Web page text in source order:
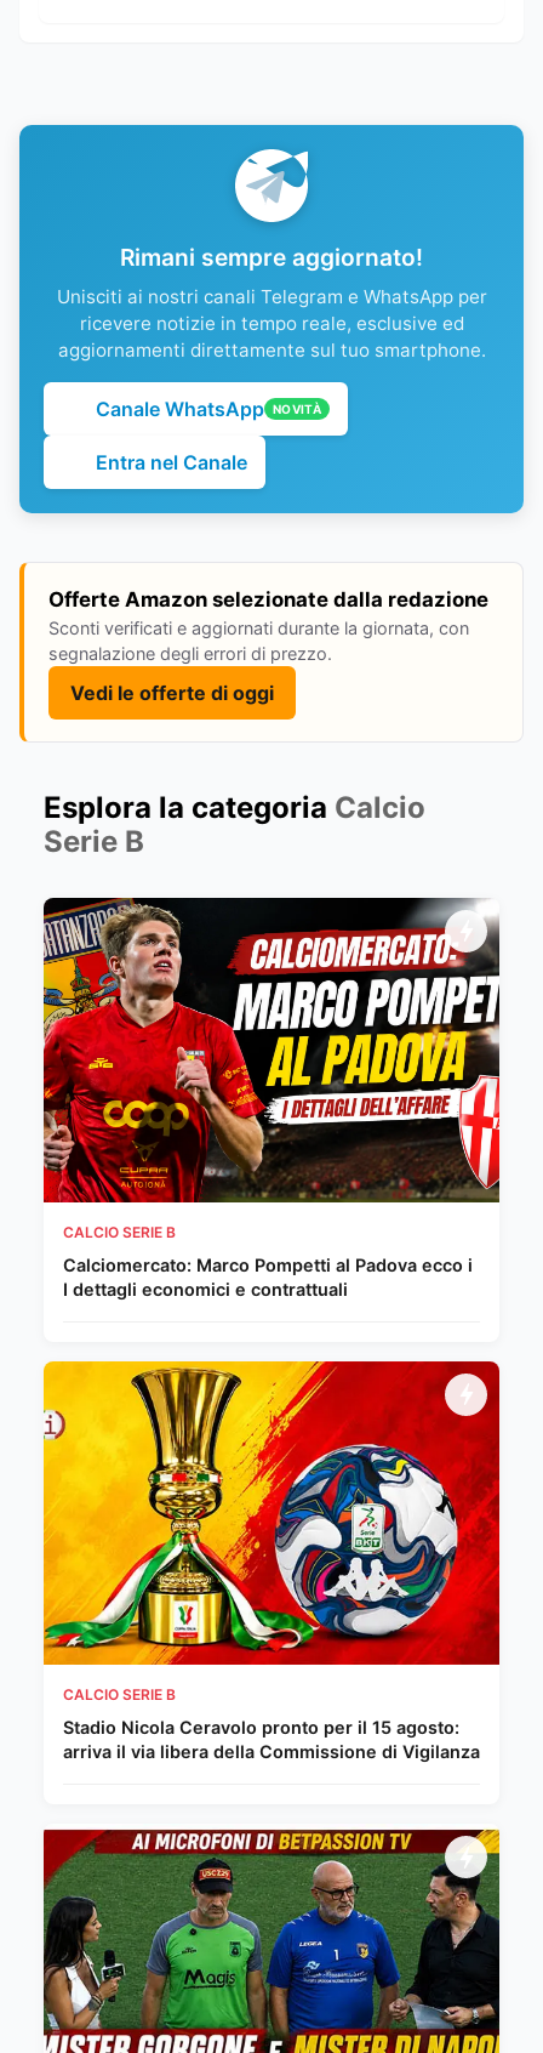
Rimani sempre aggiornato!
Unisciti ai nostri canali Telegram e WhatsApp per
ricevere notizie in tempo reale, esclusive ed
aggiornamenti direttamente sul tuo smartphone.
Canale WhatsApp NOVITÀ
Entra nel Canale
Offerte Amazon selezionate dalla redazione
Sconti verificati e aggiornati durante la giornata, con
segnalazione degli errori di prezzo.
Vedi le offerte di oggi
Esplora la categoria Calcio
Serie B
CALCIO SERIE B
Calciomercato: Marco Pompetti al Padova ecco i
I dettagli economici e contrattuali
CALCIO SERIE B
Stadio Nicola Ceravolo pronto per il 15 agosto:
arriva il via libera della Commissione di Vigilanza